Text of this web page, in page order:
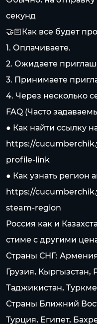
секунд
🤝🏻Как все будет
1. Оплачиваете.
2. Ожидаете
3. Принимаете
4. Через несколько
FAQ (Часто
● Как найти ссылку
https://
profile-link
● Как узнать регион
https://
steam-region
Россия как и
стиме c другими
Страны СНГ:
Грузия, Кыргызстан,
Таджикистан,
Страны Ближний
Турция, Египет,